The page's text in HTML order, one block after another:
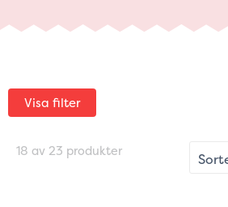
Visa filter
18 av 23 produkter